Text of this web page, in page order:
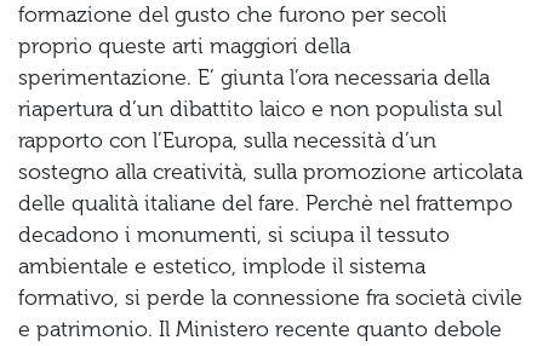
formazione del gusto che furono per secoli
proprio queste arti maggiori della
sperimentazione. E’ giunta l’ora necessaria della
riapertura d’un dibattito laico e non populista sul
rapporto con l’Europa, sulla necessità d’un
sostegno alla creatività, sulla promozione articolata
delle qualità italiane del fare. Perchè nel frattempo
decadono i monumenti, si sciupa il tessuto
ambientale e estetico, implode il sistema
formativo, si perde la connessione fra società civile
e patrimonio. Il Ministero recente quanto debole